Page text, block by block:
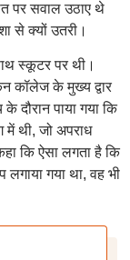
पर सवाल उठाए थे
से क्यों उतरी।
स्कूटर पर थी।
कॉलेज के मुख्य द्वार
दौरान पाया गया कि
में थी, जो अपराध
कि ऐसा लगता है कि
गया था, वह भी